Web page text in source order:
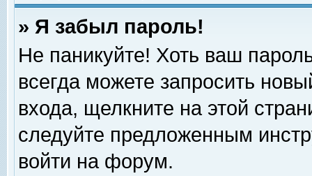
» Я забыл пароль!
Не паникуйте! Хоть ваш
всегда можете запросить
входа, щелкните на этой
следуйте предложенным
войти на форум.